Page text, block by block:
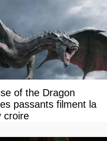
of the Dragon
passants filment la
croire